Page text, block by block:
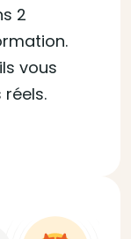
2
vous